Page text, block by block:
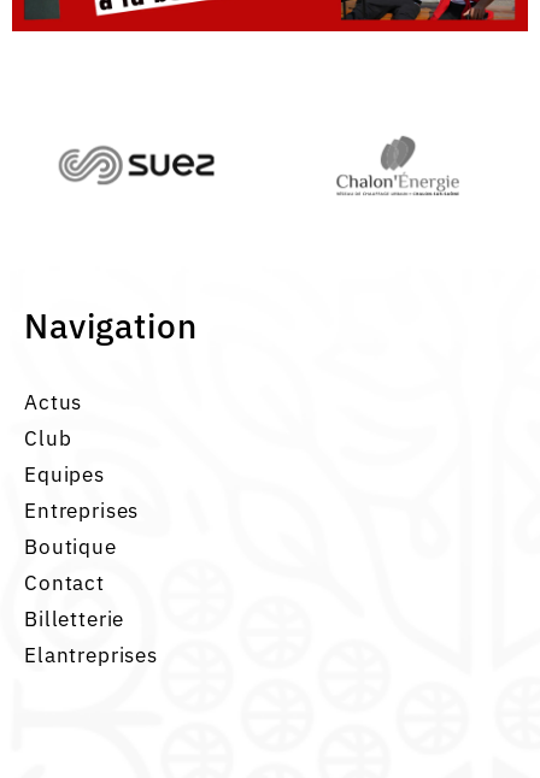
Navigation
Actus
Club
Equipes
Entreprises
Boutique
Contact
Billetterie
Elantreprises